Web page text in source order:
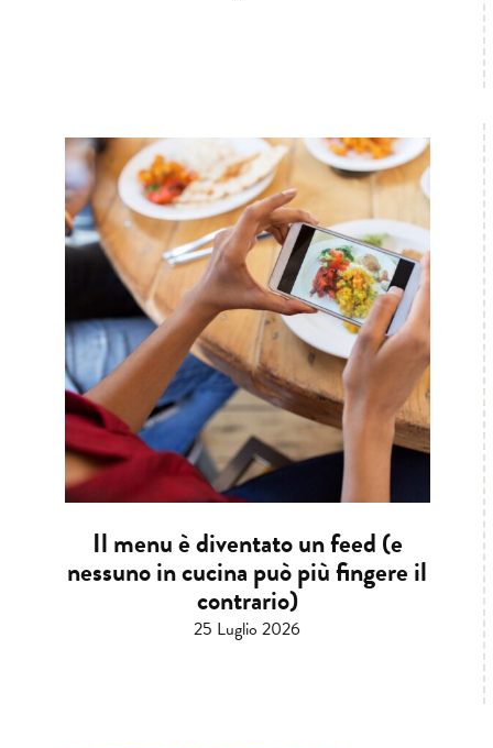
Il menu è diventato un feed (e
nessuno in cucina può più fingere il
contrario)
25 Luglio 2026